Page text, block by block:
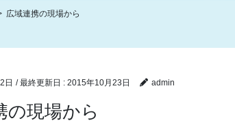
広域連携の現場から
日 / 最終更新日 :2015年10月23日 admin
の現場から